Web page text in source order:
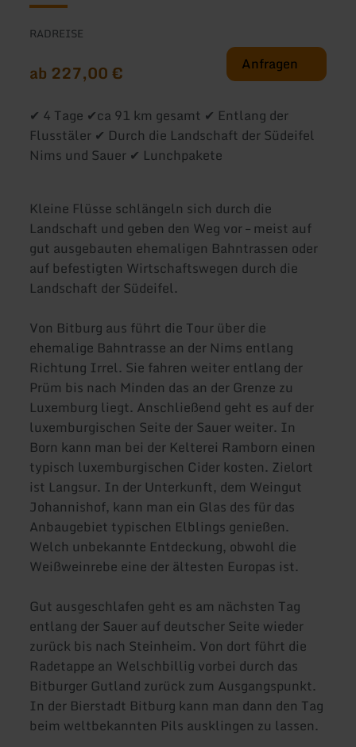
RADREISE
ab 227,00 € Anfragen
✔ 4 Tage ✔ca 91 km gesamt ✔ Entlang der
Flusstäler ✔ Durch die Landschaft der Südeifel
Nims und Sauer ✔ Lunchpakete
Kleine Flüsse schlängeln sich durch die
Landschaft und geben den Weg vor – meist auf
gut ausgebauten ehemaligen Bahntrassen oder
auf befestigten Wirtschaftswegen durch die
Landschaft der Südeifel.
Von Bitburg aus führt die Tour über die
ehemalige Bahntrasse an der Nims entlang
Richtung Irrel. Sie fahren weiter entlang der
Prüm bis nach Minden das an der Grenze zu
Luxemburg liegt. Anschließend geht es auf der
luxemburgischen Seite der Sauer weiter. In
Born kann man bei der Kelterei Ramborn einen
typisch luxemburgischen Cider kosten. Zielort
ist Langsur. In der Unterkunft, dem Weingut
Johannishof, kann man ein Glas des für das
Anbaugebiet typischen Elblings genießen.
Welch unbekannte Entdeckung, obwohl die
Weißweinrebe eine der ältesten Europas ist.
Gut ausgeschlafen geht es am nächsten Tag
entlang der Sauer auf deutscher Seite wieder
zurück bis nach Steinheim. Von dort führt die
Radetappe an Welschbillig vorbei durch das
Bitburger Gutland zurück zum Ausgangspunkt.
In der Bierstadt Bitburg kann man dann den Tag
beim weltbekannten Pils ausklingen zu lassen.